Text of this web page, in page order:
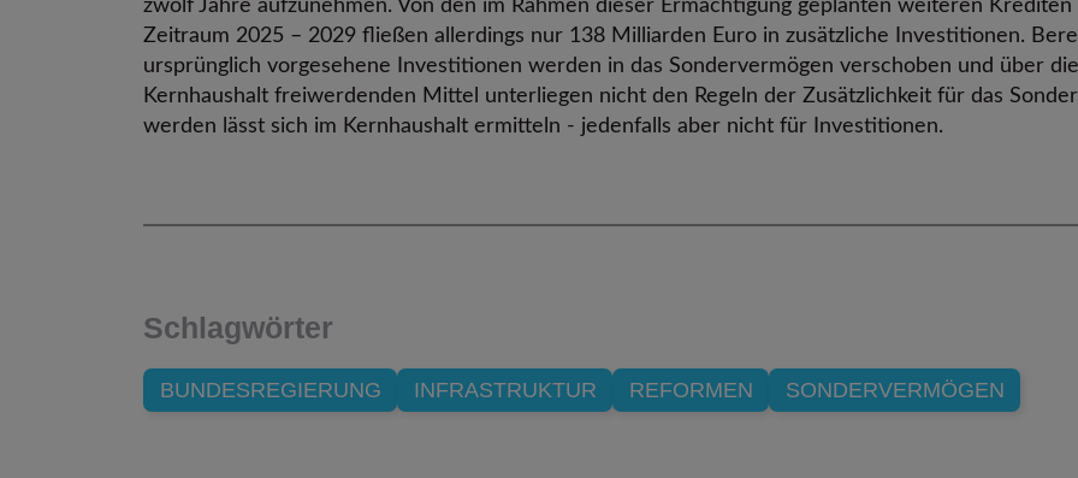
zwölf Jahre aufzunehmen. Von den im Rahmen dieser Ermächtigung geplanten weiteren
Zeitraum 2025 – 2029 fließen allerdings nur 138 Milliarden Euro in zusätzliche Investitionen.
ursprünglich vorgesehene Investitionen werden in das Sondervermögen verschoben und über
Kernhaushalt freiwerdenden Mittel unterliegen nicht den Regeln der Zusätzlichkeit für das
werden lässt sich im Kernhaushalt ermitteln - jedenfalls aber nicht für Investitionen.
Schlagwörter
BUNDESREGIERUNG INFRASTRUKTUR REFORMEN SONDERVERMÖGEN